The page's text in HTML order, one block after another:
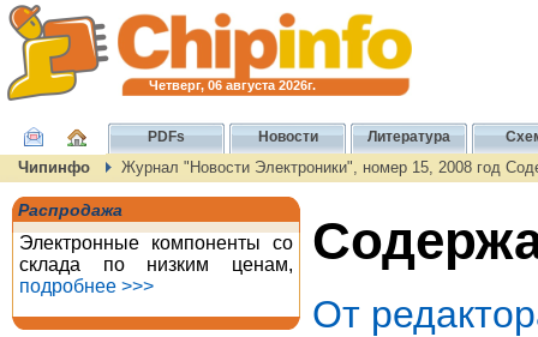
Четверг, 06 августа 2026г.
PDFs Новости Литература
Чипинфо Журнал "Новости Электроники", номер 15, 2008 год
Распродажа
Электронные компоненты со
склада по низким ценам,
подробнее >>>
От